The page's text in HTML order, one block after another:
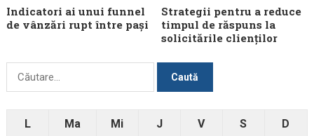
Indicatori ai unui funnel
de vânzări rupt între pași
Strategii pentru a reduce
timpul de răspuns la
solicitările clienților
L Ma Mi J V S D